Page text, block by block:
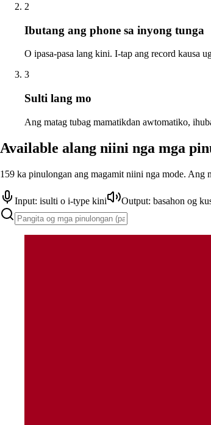
2
Ibutang ang phone sa inyong tunga
O ipasa-pasa lang kini. I-tap ang record kausa
3
Sulti lang mo
Ang matag tubag mamatikdan awtomatiko,
Available alang niini nga mga
159 ka pinulongan ang magamit niini nga mode. Ang
Input: isulti o i-type kini Output: basahon og